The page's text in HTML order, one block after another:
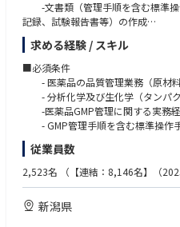
質管理のもと高品質な医薬品の安
本ポジションには品質意識を現場に
て実行できる組織づくりが求められ
-文書類（管理手順を含む標準操
記録、試験報告書等）の作成
-GMP管理記録書類（変更管理、
-各種試験の実施（原材料の受け
安定性試験、環境モニタリングなど）
-各種試験における分析法の構築
ション） など
求める経験 / スキル
■必須条件
- 医薬品の品質管理業務（原材
- 分析化学及び生化学（タンパ
-医薬品GMP管理に関する実務
- GMP管理手順を含む標準操作
■歓迎条件
- キャピラリ電気泳動装置、
- 微生物（細菌、真菌）の取扱い
- 細胞培養（動物細胞など）の
従業員数
2,523名 （【連結：8,146名】（
新潟県